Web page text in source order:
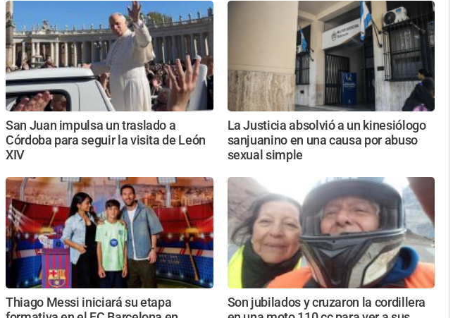
San Juan impulsa un traslado a
Córdoba para seguir la visita de León
XIV
La Justicia absolvió a un kinesiólogo
sanjuanino en una causa por abuso
sexual simple
Thiago Messi iniciará su etapa
Son jubilados y cruzaron la cordillera